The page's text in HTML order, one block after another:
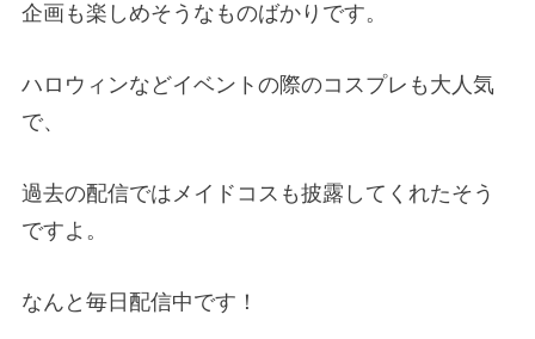
企画も楽しめそうなものばかりです。
ハロウィンなどイベントの際のコスプレも大人気
で、
過去の配信ではメイドコスも披露してくれたそう
ですよ。
なんと毎日配信中です！